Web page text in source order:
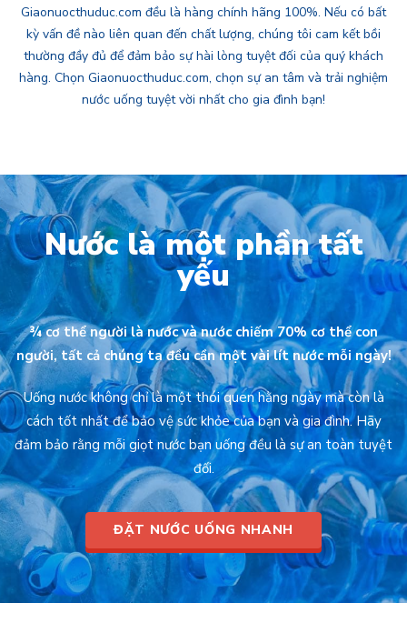
Giaonuocthuduc.com đều là hàng chính hãng 100%. Nếu có bất
kỳ vấn đề nào liên quan đến chất lượng, chúng tôi cam kết bồi
thường đầy đủ để đảm bảo sự hài lòng tuyệt đối của quý khách
hàng. Chọn Giaonuocthuduc.com, chọn sự an tâm và trải nghiệm
nước uống tuyệt vời nhất cho gia đình bạn!
Nước là một phần tất
yếu
¾ cơ thể người là nước và nước chiếm 70% cơ thể con
người, tất cả chúng ta đều cần một vài lít nước mỗi ngày!
Uống nước không chỉ là một thói quen hằng ngày mà còn là
cách tốt nhất để bảo vệ sức khỏe của bạn và gia đình. Hãy
đảm bảo rằng mỗi giọt nước bạn uống đều là sự an toàn tuyệt
đối.
ĐẶT NƯỚC UỐNG NHANH